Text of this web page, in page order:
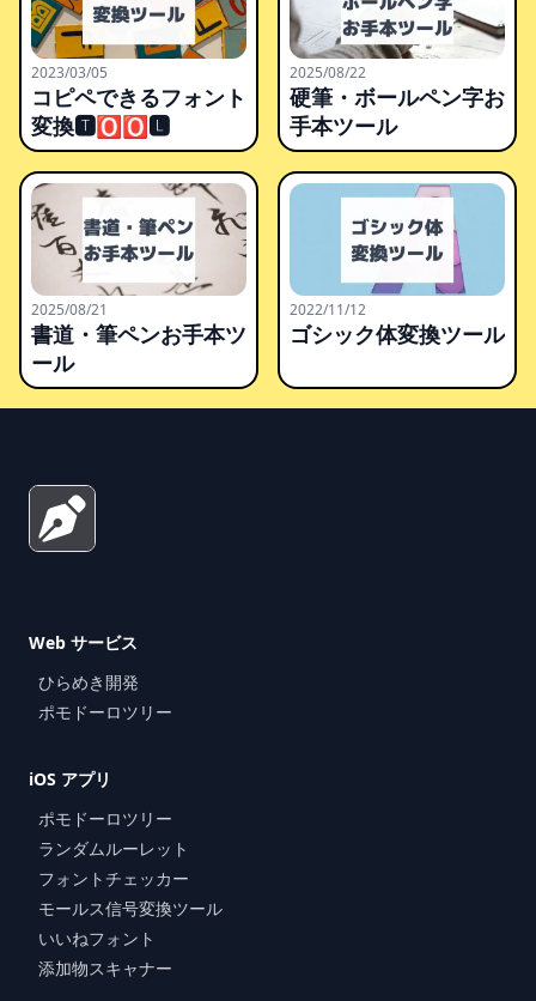
2023/03/05
コピペできるフォント
変換🆃🅾🅾🅻
2025/08/22
硬筆・ボールペン字お
手本ツール
2025/08/21
書道・筆ペンお手本ツ
ール
2022/11/12
ゴシック体変換ツール
Web サービス
ひらめき開発
ポモドーロツリー
iOS アプリ
ポモドーロツリー
ランダムルーレット
フォントチェッカー
モールス信号変換ツール
いいねフォント
添加物スキャナー